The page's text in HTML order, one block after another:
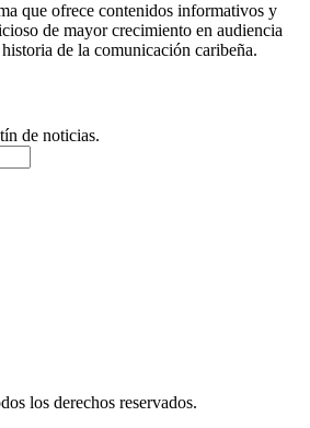
que ofrece contenidos informativos y
de mayor crecimiento en audiencia
de la comunicación caribeña.
de noticias.
los derechos reservados.